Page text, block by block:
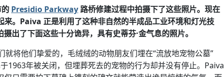
Presidio Parkway路桥修建过程中拍摄下了这些照片。现在
来。Paiva 正是利用了这种非自然的半成品工业环境和灯光技
出了下面这些十分诡异，具有史蒂芬·金气息的照片。
将他们挚爱的，毛绒绒的动物朋友们埋在“流放地宠物公墓”
1963年被关闭，但埋葬死去的宠物的行为却并没有停止。Paiva